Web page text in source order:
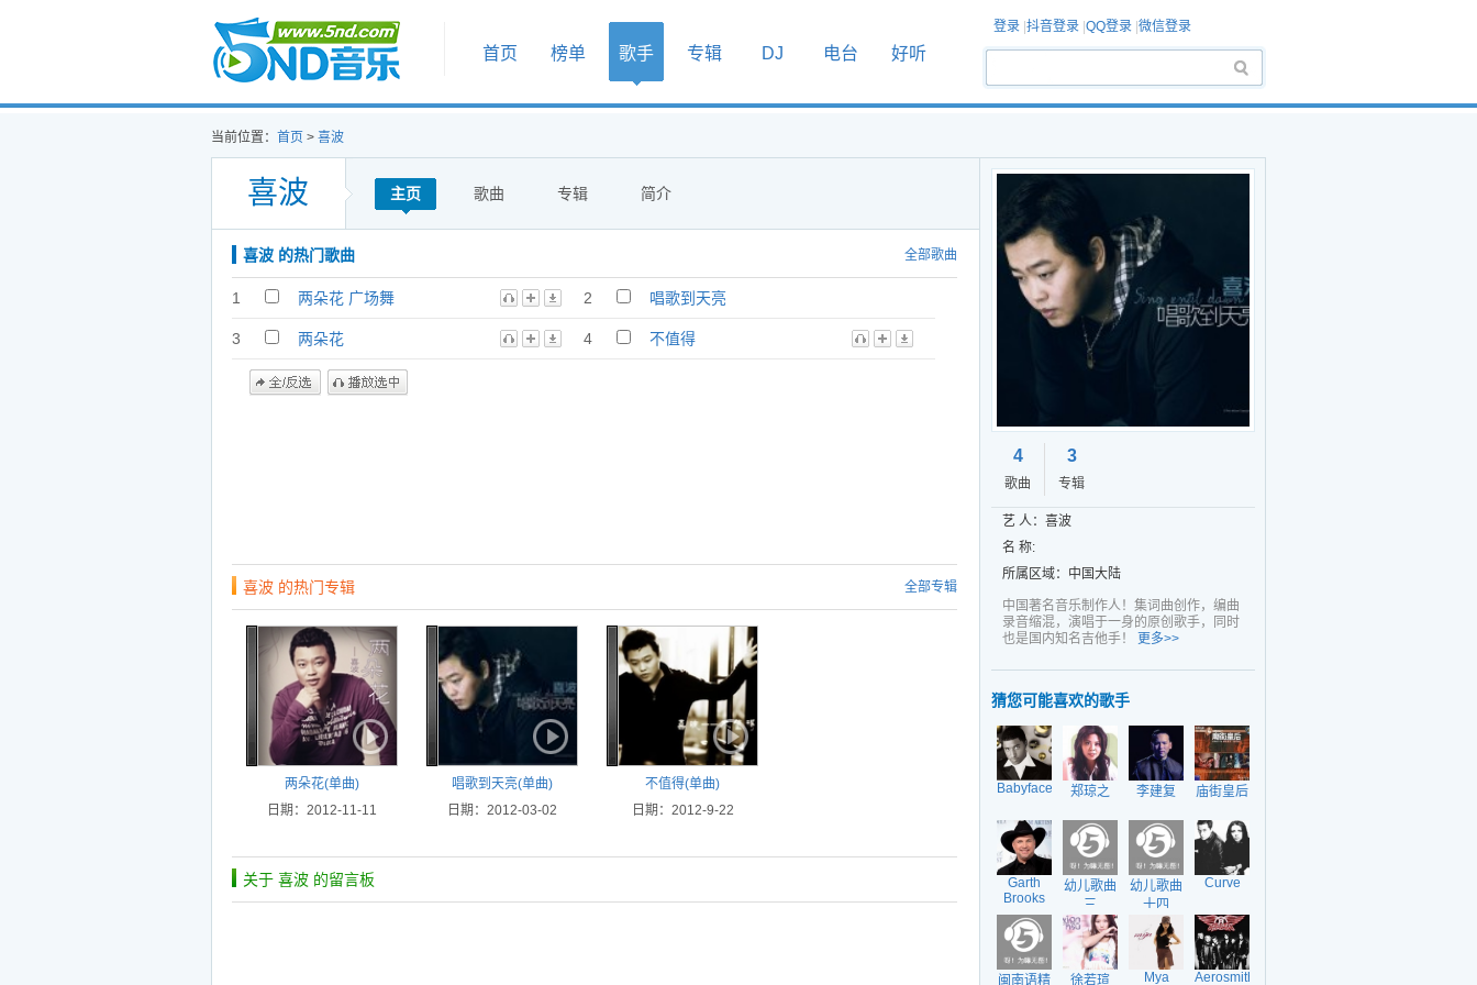
首页
首页 榜单 歌手 专辑 DJ 电台 好听
登录 抖音登录 QQ登录 微信登录
当前位置： 首页 > 喜波
喜波 主页 歌曲 专辑 简介
喜波 的热门歌曲 全部歌曲
1 两朵花 广场舞 2 唱歌到天亮
3 两朵花 4 不值得
喜波 的热门专辑 全部专辑
两朵花(单曲)
日期：2012-11-11
唱歌到天亮(单曲)
日期：2012-03-02
不值得(单曲)
日期：2012-9-22
关于 喜波 的留言板
4
歌曲
3
专辑
艺 人：喜波
名 称:
所属区域：中国大陆
中国著名音乐制作人！集词曲创作，编曲
录音缩混，演唱于一身的原创歌手，同时
也是国内知名吉他手！ 更多>>
猜您可能喜欢的歌手
Babyface 郑琼之 李建复 庙街皇后
Garth
Brooks
幼儿歌曲
三
幼儿歌曲
十四
Curve
闽南语精 徐若瑄 Mya Aerosmith